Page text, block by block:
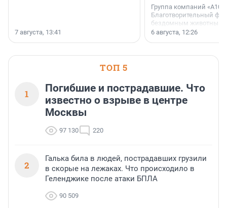
7 августа, 13:41
Группа компаний
Благотворительный
бездомным животным
заключили соглашение
6 августа, 12:26
ТОП 5
1
Погибшие и пострадавшие. Что
известно о взрыве в центре
Москвы
97 130 220
2
Галька била в людей, пострадавших грузили
в скорые на лежаках. Что происходило в
Геленджике после атаки БПЛА
90 509